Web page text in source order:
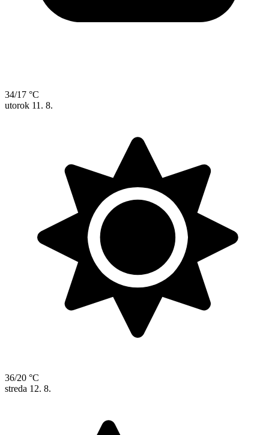
34/17 °C
utorok 11. 8.
36/20 °C
streda 12. 8.